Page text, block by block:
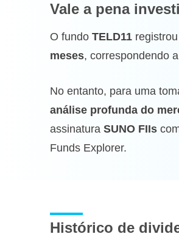
Vale a pena
O fundo TELD11
meses, correspondendo
No entanto, para uma
análise profunda do
assinatura SUNO FIIs
Funds Explorer.
Histórico de